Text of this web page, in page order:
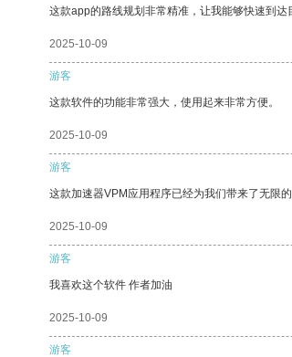
这款app的路线规划非常精准，让我能够快速到达
2025-10-09
游客
这款软件的功能非常强大，使用起来非常方便。
2025-10-09
游客
这款加速器VPM应用程序已经为我们带来了无限的
2025-10-09
游客
我喜欢这个软件 作者加油
2025-10-09
游客